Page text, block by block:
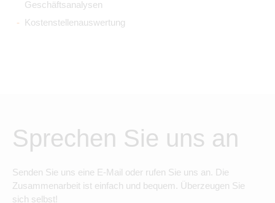
Geschäftsanalysen
Kostenstellenauswertung
Sprechen Sie uns an
Senden Sie uns eine E-Mail oder rufen Sie uns an. Die
Zusammenarbeit ist einfach und bequem. Überzeugen Sie
sich selbst!